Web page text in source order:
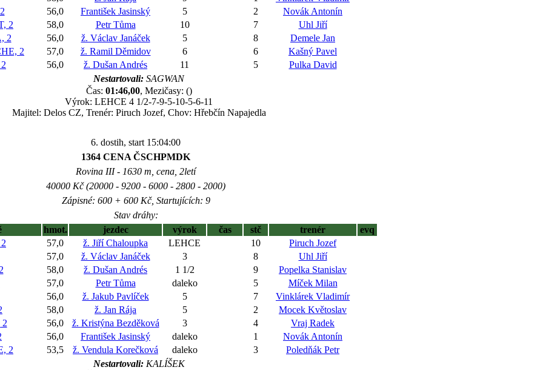
56,0 František Jasinský 5 2
Novák Antonín
2 58,0 Petr Tůma 10 7
Uhl Jiří
2 56,0 ž. Václav Janáček 5 8
Demele Jan
2 57,0 ž. Ramil Děmidov 6 6
Kašný Pavel
56,0 ž. Dušan Andrés 11 5
Pulka David
Nestartovali: SAGWAN
Čas: 01:46,00, Mezičasy: ()
Výrok: LEHCE 4 1/2-7-9-5-10-5-6-11
Majitel: Delos CZ, Trenér: Piruch Jozef, Chov: Hřebčín Napajedla
6. dostih, start 15:04:00
1364 CENA ČSCHPMDK
Rovina III - 1630 m, cena, 2letí
40000 Kč (20000 - 9200 - 6000 - 2800 - 2000)
Zápisné: 600 + 600 Kč, Startujících: 9
Stav dráhy:
hmot. jezdec výrok čas stč trenér
evq
57,0 ž. Jiří Chaloupka LEHCE 10
Piruch Jozef
57,0 ž. Václav Janáček 3 8
Uhl Jiří
58,0 ž. Dušan Andrés 1 1/2 9
Popelka Stanislav
57,0 Petr Tůma daleko 5
Míček Milan
56,0 ž. Jakub Pavlíček 5 7
Vinklárek Vladimír
58,0 ž. Jan Rája 5 2
Mocek Květoslav
56,0 ž. Kristýna Bezděková 3 4
Vraj Radek
56,0 František Jasinský daleko 1
Novák Antonín
2 53,5 ž. Vendula Korečková daleko 3
Poledňák Petr
Nestartovali:KALÍŠEK